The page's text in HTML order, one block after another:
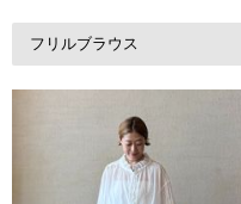
フリルブラウス